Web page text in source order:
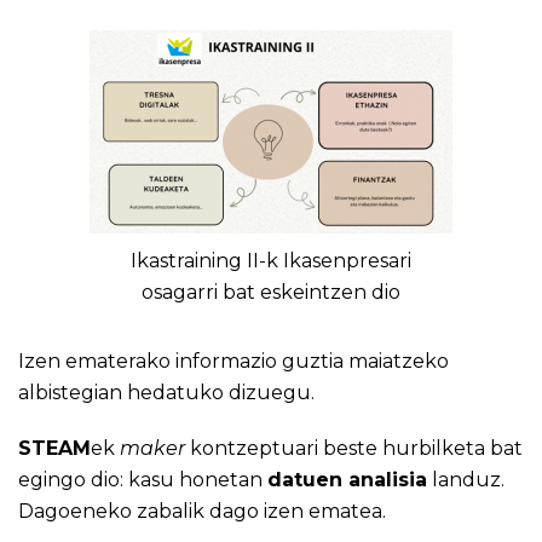
Ikastraining II-k Ikasenpresari
osagarri bat eskeintzen dio
Izen ematerako informazio guztia maiatzeko
albistegian hedatuko dizuegu.
​​​​​​​STEAM ek makerkontzeptuari beste hurbilketa bat
egingo dio: kasu honetan datuen analisia landuz.
Dagoeneko zabalik dago izen ematea.